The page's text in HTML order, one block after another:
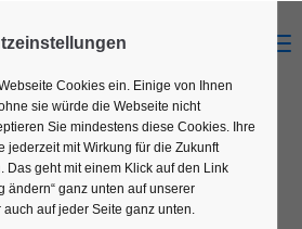
– THE AIRPORT
COMPANY
Cookies ein. Einige von Ihnen
sie würde die Webseite nicht
Sie mindestens diese Cookies. Ihre
jederzeit mit Wirkung für die Zukunft
Das geht mit einem Klick auf den Link
ändern“ ganz unten auf unserer
auch auf jeder Seite ganz unten.